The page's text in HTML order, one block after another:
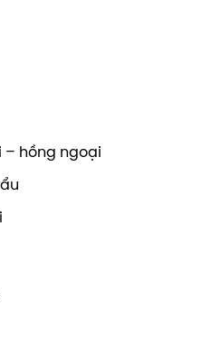
– hồng ngoại